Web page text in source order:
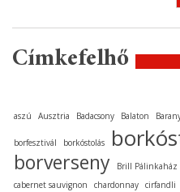
Címkefelhő
aszú Ausztria Badacsony Balaton
borfesztivál borkóstolás
borverseny Brill Pálinkaház
cabernet sauvignon chardonnay cirfandli